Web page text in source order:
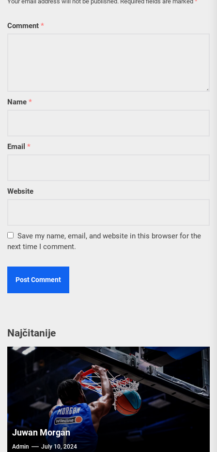
Comment *
Name *
Email *
Website
Save my name, email, and website in this browser for the
next time I comment.
Najčitanije
Juwan Morgan
Admin July 10, 2024